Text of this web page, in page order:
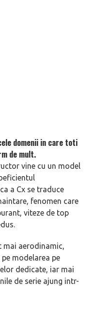
domenii in care toti
de mult.
vine cu un model
a Cx se traduce
fenomen care
viteze de top
mai aerodinamic,
modelarea pe
dedicate, iar mai
de serie ajung intr-